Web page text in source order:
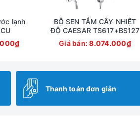
lạnh
BỘ SEN TẮM CÂY NHIỆT
ĐỘ CAESAR TS617+BS127
Giá bán:8.074.000₫
Thanh toán đơn giản